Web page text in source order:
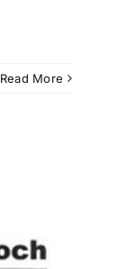
Read More